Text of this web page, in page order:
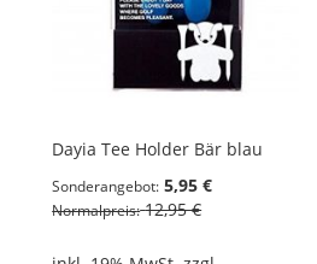
Dayia Tee Holder Bär blau
Sonderangebot 5,95 €
Normalpreis 12,95 €